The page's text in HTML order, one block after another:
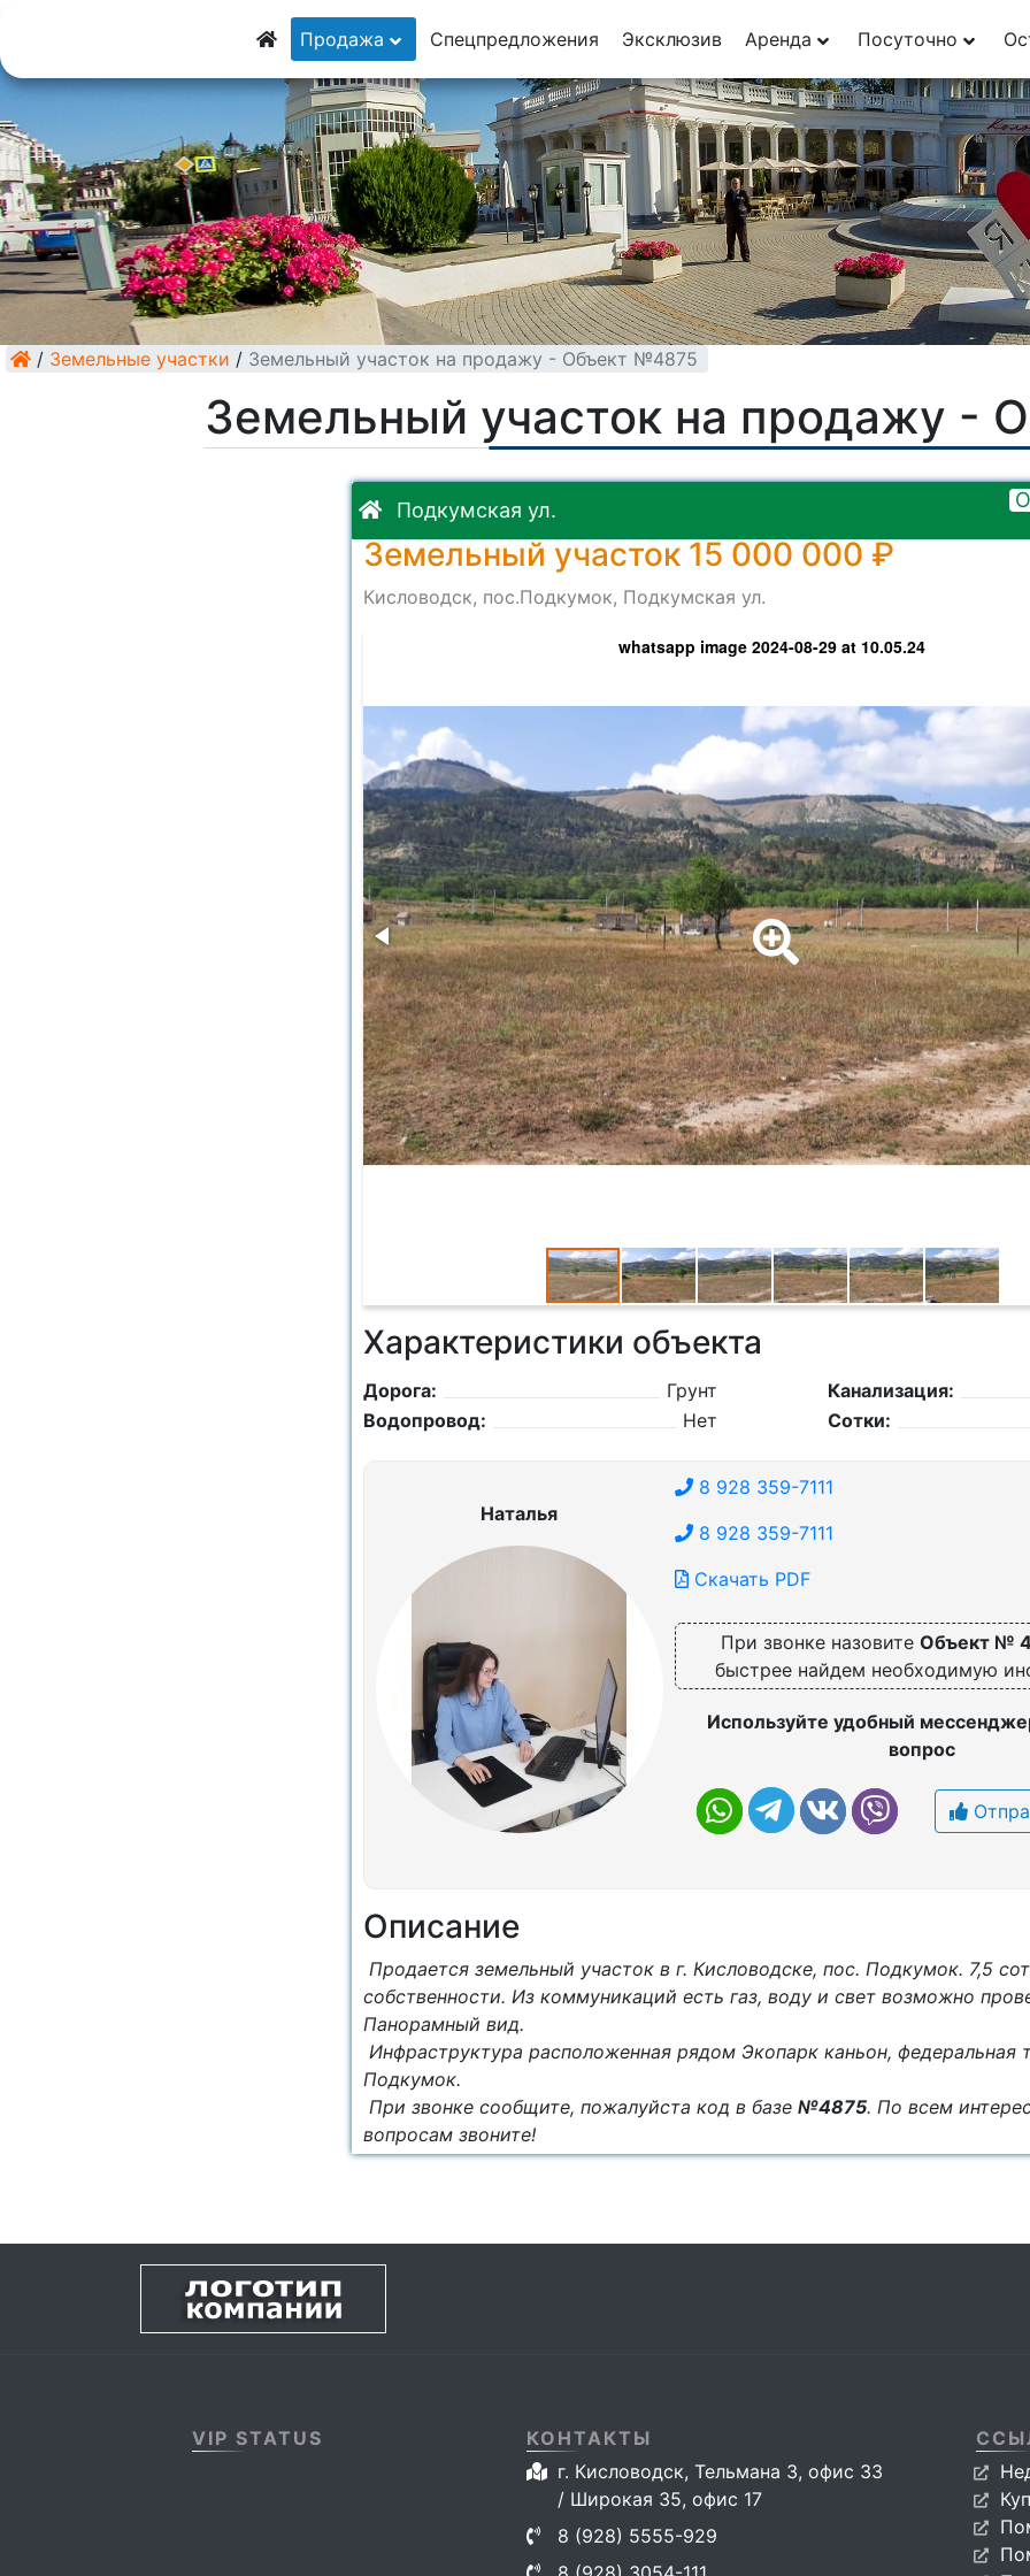
8 (928) 5555-929
8 (928) 3054-111
Продажа Спецпредложения Эксклюзив Аренда Посуточно
/ Земельные участки / Земельный участок на продажу - Объект №4875
Земельный участок на продажу -
Подкумская ул.
Земельный участок 15 000 000 ₽
Кисловодск, пос.Подкумок, Подкумская ул.
whatsapp image 2024-08-29 at 10.05.24
Характеристики объекта
Дорога:
Грунт
Водопровод:
Нет
Канализация:
Сотки:
Наталья
8 928 359-7111
8 928 359-7111
Скачать PDF
При звонке назовите Объект №
быстрее найдем необходимую
Используйте удобный
вопрос
Описание
Продается земельный участок в г. Кисловодске, пос. Подкумок. 7,5
собственности. Из коммуникаций есть газ, воду и свет возможно
Панорамный вид.
Инфраструктура расположенная рядом Экопарк каньон, федеральная
Подкумок.
При звонке сообщите, пожалуйста код в базе №4875. По всем
вопросам звоните!
VIP STATUS
КОНТАКТЫ
г. Кисловодск, Тельмана 3, офис 33
/ Широкая 35, офис 17
8 (928) 5555-929